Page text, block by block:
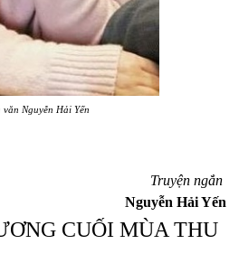
văn Nguyễn Hải Yến
Truyện ngắn
Nguyễn Hải Yến
CUỐI MÙA THU